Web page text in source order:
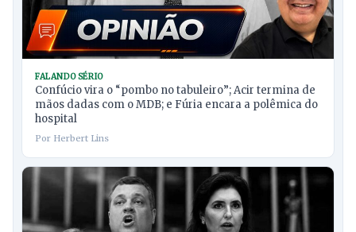
FALANDO SÉRIO
Confúcio vira o “pombo no tabuleiro”; Acir termina de
mãos dadas com o MDB; e Fúria encara a polêmica do
hospital
Por Herbert Lins